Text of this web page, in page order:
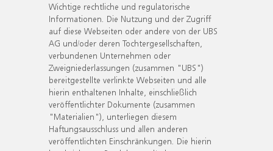
Wichtige rechtliche und regulatorische
Informationen. Die Nutzung und der Zugriff
auf diese Webseiten oder andere von der UBS
AG und/oder deren Tochtergesellschaften,
verbundenen Unternehmen oder
Zweigniederlassungen (zusammen "UBS")
bereitgestellte verlinkte Webseiten und alle
hierin enthaltenen Inhalte, einschließlich
veröffentlichter Dokumente (zusammen
"Materialien"), unterliegen diesem
Haftungsausschluss und allen anderen
veröffentlichten Einschränkungen. Die hierin